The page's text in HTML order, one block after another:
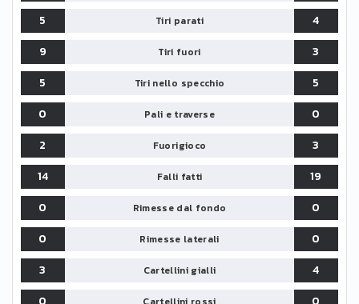
5 Tiri parati
4
9
Tiri fuori
3
5
Tiri nello specchio
5
0
Pali e traverse
0
2
Fuorigioco
3
14
Falli fatti
19
0
Rimesse dal fondo
0
0
Rimesse laterali
0
3
Cartellini gialli
4